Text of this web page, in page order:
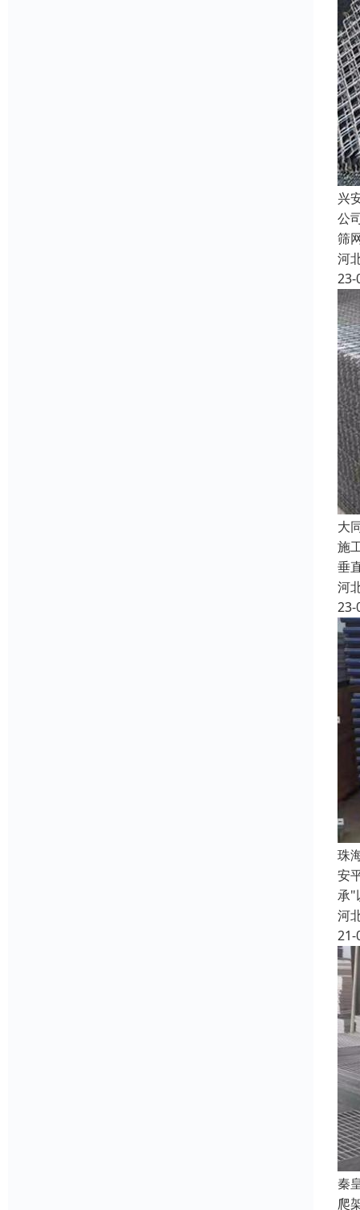
兴
公
筛
河
23-
大
施
垂
河
23-
珠
安
承"
河
21-
秦
爬